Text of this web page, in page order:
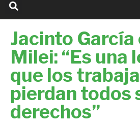
Jacinto
Milei: “Es una
que los
pierdan todos
derechos”